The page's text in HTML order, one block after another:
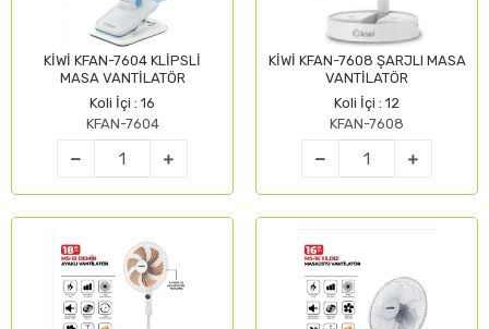
KİWİ KFAN-7604 KLİPSLİ
MASA VANTİLATÖR
Koli İçi : 16
KFAN-7604
KİWİ KFAN-7608 ŞARJLI MASA
VANTİLATÖR
Koli İçi : 12
KFAN-7608